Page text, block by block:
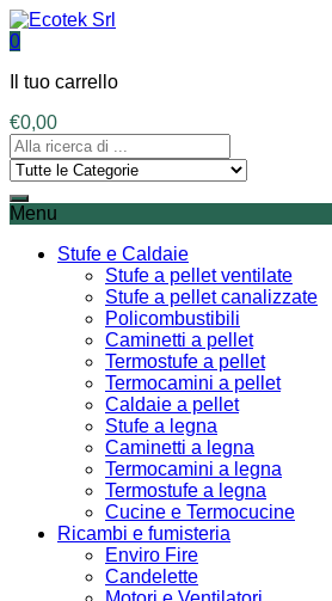
0
Il tuo carrello
€0,00
Menu
Stufe e Caldaie
Stufe a pellet ventilate
Stufe a pellet canalizzate
Policombustibili
Caminetti a pellet
Termostufe a pellet
Termocamini a pellet
Caldaie a pellet
Stufe a legna
Caminetti a legna
Termocamini a legna
Termostufe a legna
Cucine e Termocucine
Ricambi e fumisteria
Enviro Fire
Candelette